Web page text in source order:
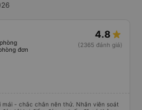
đơn
4.8
(2365 đánh giá)
- chắc chắn nên thử. Nhân viên soát